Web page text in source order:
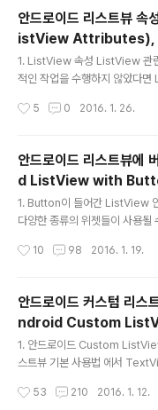
때 회색으로 잠깐 반전.) 이 때
하면 아이템이 선택될 때 나타
니다. * android:listSelector -
표시하는 Drawable 지정. > 다
는 테마 속성 값 지정. > 또는
안드로이드 리스트뷰
istView Attributes),
Height, entries,
1. ListView 속성 ListView 관
적인 작업을 수행하지 않았다
istView에 표시되는 아이템 사
속성의 종류. ListView는 아주
니다. ListView만을 위한 속성
들이 가지는 속성까지 포함하면
여기서는 ListView에 특화된
펴보도록 하겠습니다. 속성 이름
5 0 2016. 1. 26.
안드로이드 리스트뷰에
d ListView with
1. Button이 들어간 ListView
다양한 종류의 위젯들이 사용될
View로 구성된 ListView를 만
겠습니다. Button에 대한 이벤
반적인 커스텀 리스트뷰 만드는
행됩니다. 1.2 ListView 아이템
은 한개의 이미지
리고 두 개의 버튼(Button)으로
넣기 2.1 워크..
10 98 2016. 1. 19.
안드로이드 커스텀 리스
ndroid Custom
1. 안드로이드 Custom
스트뷰 기본 사용법 에서
stView를 사용하는 방법을 이해
53 210 2016. 1. 12.